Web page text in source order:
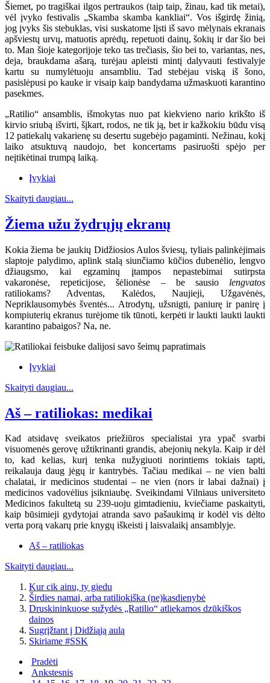
Šiemet, po tragiškai ilgos pertraukos (taip taip, žinau, kad tik metai),
vėl įvyko festivalis „Skamba skamba kankliai“. Vos išgirdę žinią,
jog įvyks šis stebuklas, visi suskatome lįsti iš savo mėlynais ekranais
apšviestų urvų, matuotis aprėdų, repetuoti dainų, šokių ir dar šio bei
to. Man šioje kategorijoje teko tas trečiasis, šio bei to, variantas, nes,
deja, braukdama ašarą, turėjau apleisti mintį dalyvauti festivalyje
kartu su numylėtuoju ansambliu. Tad stebėjau viską iš šono,
pasislėpusi po kauke ir visaip kaip bandydama užmaskuoti karantino
pasekmes.
„Ratilio“ ansamblis, išmokytas nuo pat kiekvieno nario krikšto iš
kirvio sriubą išvirti, šįkart, rodos, ne tik ją, bet ir kažkokiu būdu visą
12 patiekalų vakarienę su desertu sugebėjo pagaminti. Nežinau, kokį
laiko atsuktuvą naudojo, bet koncertams pasiruošti spėjo per
neįtikėtinai trumpą laiką.
Įvykiai
Skaityti daugiau...
Žiema užu žydrųjų ekranų
Kokia žiema be jaukių Didžiosios Aulos šviesų, tyliais palinkėjimais
slaptoje palydimo, aplink stalą siunčiamo kūčios dubenėlio, lengvo
džiaugsmo, kai egzaminų įtampos nepastebimai sutirpsta
vakaronėse, repeticijose, šėlionėse – be sausio lengvatos
ratiliokams? Adventas, Kalėdos, Naujieji, Užgavėnės,
Nepriklausomybės šventės... Atrodytų, užsnigti, paniurę ir panirę į
kompiuterių ekranus turėjome tik tūnoti, kerpėti ir laukti laukti laukti
karantino pabaigos? Na, ne.
Įvykiai
Skaityti daugiau...
Aš – ratiliokas: medikai
Kad atsidavę sveikatos priežiūros specialistai yra ypač svarbi
visuomenės gerovę užtikrinanti grandis, abejonių nekyla. Kaip ir dėl
to, kad kelias, kurį tenka nužygiuoti norintiems tokiais tapti,
reikalauja daug jėgų ir kantrybės. Tačiau medikai – ne vien balti
chalatai, ir medicinos studentai – ne vien (nors ir labai dažnai) į
medicinos vadovėlius įsikniaubę. Sveikindami Vilniaus universiteto
Medicinos fakultetą su 239-uoju gimtadieniu, kviečiame paskaityti,
kaip būsimieji gydytojai atranda savo pašaukimą ir kodėl vis dėlto
verta porą vakarų prie knygų iškeisti į laisvalaikį ansamblyje.
Aš – ratiliokas
Skaityti daugiau...
Kur cik ainu, ty giedu
Širdies namai, arba ratiliokiška (ne)kasdienybė
Druskininkuose sužydės „Ratilio“ atliekamos dzūkiškos
dainos
Sugrįžtant į Didžiąją aulą
Skiriame #SSK
Pradėti
Ankstesnis